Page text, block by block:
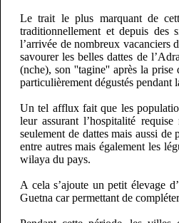
Le trait le plus marquant de
traditionnellement et depuis des
l’arrivée de nombreux vacanciers
savourer les belles dattes de
(nche), son ''tagine'' après la prise
particulièrement dégustés pendant
Un tel afflux fait que les
leur assurant l’hospitalité
seulement de dattes mais aussi de
entre autres mais également les
wilaya du pays.
A cela s’ajoute un petit élevage
Guetna car permettant de